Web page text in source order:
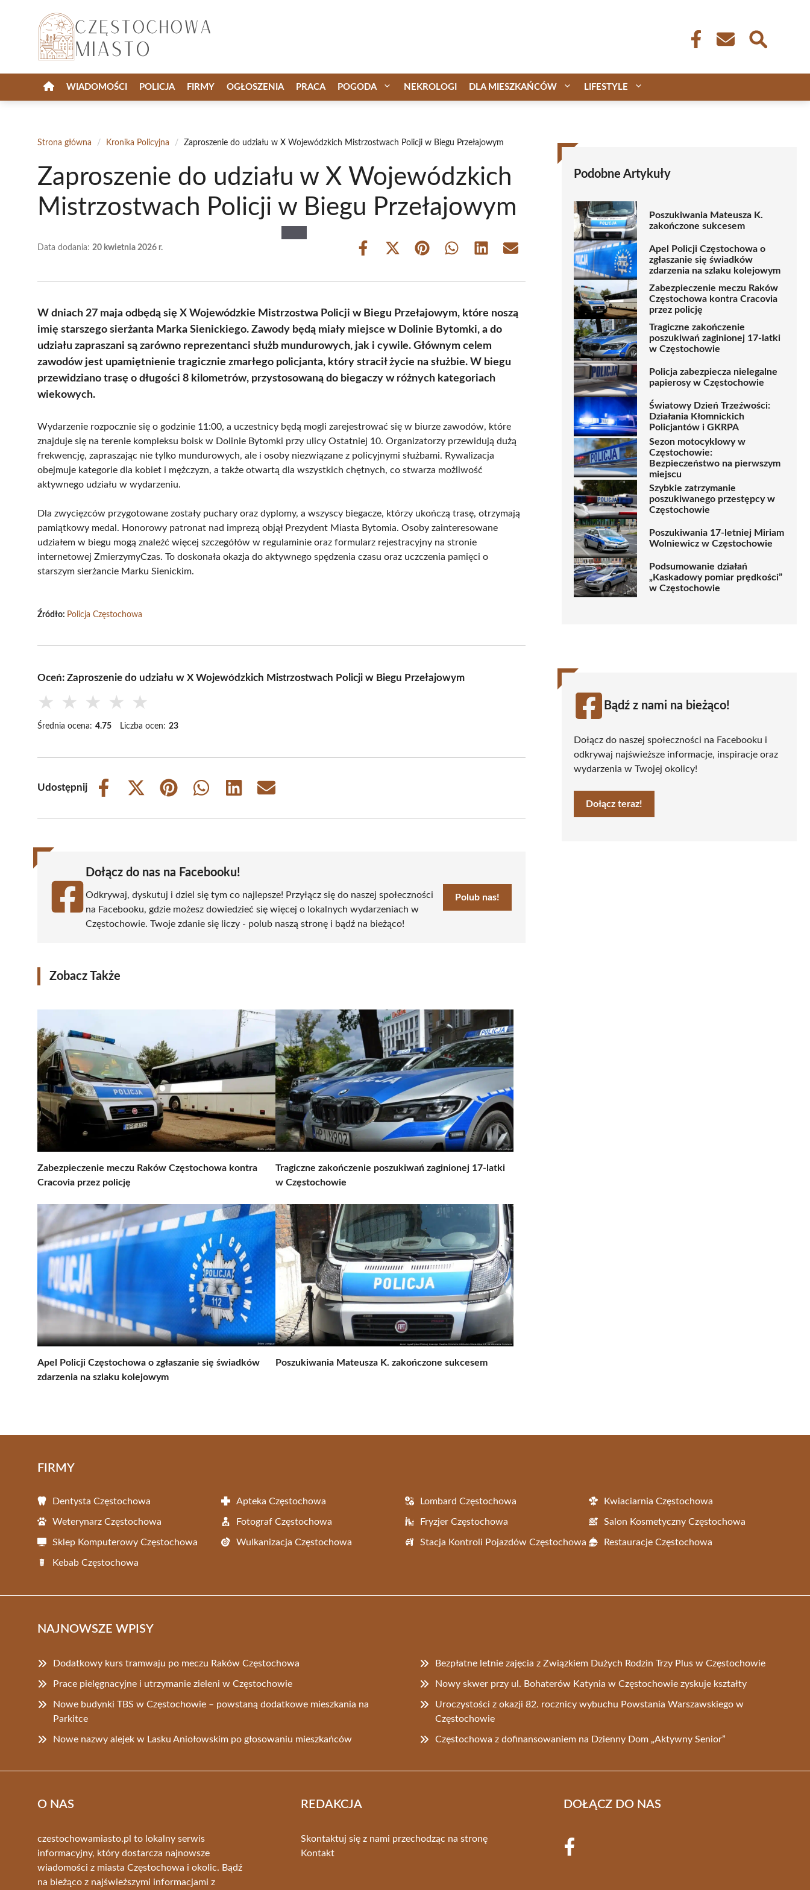
WIADOMOŚCI POLICJA FIRMY OGŁOSZENIA PRACA POGODA NEKROLOGI DLA MIESZKAŃCÓW LIFESTYLE
Strona główna / Kronika Policyjna / Zaproszenie do udziału w X Wojewódzkich Mistrzostwach Policji w Biegu Przełajowym
Zaproszenie do udziału w X Wojewódzkich
Mistrzostwach Policji w Biegu Przełajowym
Data dodania: 20 kwietnia 2026 r.
Share
Share
(Twitter)
Share Share Share Share
W dniach 27 maja odbędą się X Wojewódzkie Mistrzostwa Policji w Biegu Przełajowym, które noszą
imię starszego sierżanta Marka Sienickiego. Zawody będą miały miejsce w Dolinie Bytomki, a do
udziału zapraszani są zarówno reprezentanci służb mundurowych, jak i cywile. Głównym celem
zawodów jest upamiętnienie tragicznie zmarłego policjanta, który stracił życie na służbie. W biegu
przewidziano trasę o długości 8 kilometrów, przystosowaną do biegaczy w różnych kategoriach
wiekowych.
Wydarzenie rozpocznie się o godzinie 11:00, a uczestnicy będą mogli zarejestrować się w biurze zawodów, które
znajduje się na terenie kompleksu boisk w Dolinie Bytomki przy ulicy Ostatniej 10. Organizatorzy przewidują dużą
frekwencję, zapraszając nie tylko mundurowych, ale i osoby niezwiązane z policyjnymi służbami. Rywalizacja
obejmuje kategorie dla kobiet i mężczyzn, a także otwartą dla wszystkich chętnych, co stwarza możliwość
aktywnego udziału w wydarzeniu.
Dla zwycięzców przygotowane zostały puchary oraz dyplomy, a wszyscy biegacze, którzy ukończą trasę, otrzymają
pamiątkowy medal. Honorowy patronat nad imprezą objął Prezydent Miasta Bytomia. Osoby zainteresowane
udziałem w biegu mogą znaleźć więcej szczegółów w regulaminie oraz formularz rejestracyjny na stronie
internetowej ZmierzymyCzas. To doskonała okazja do aktywnego spędzenia czasu oraz uczczenia pamięci o
starszym sierżancie Marku Sienickim.
Źródło: Policja Częstochowa
Oceń: Zaproszenie do udziału w X Wojewódzkich Mistrzostwach Policji w Biegu Przełajowym
★ ★ ★ ★ ★
Średnia ocena: 4.75 Liczba ocen: 23
Udostępnij
Share
Share
(Twitter)
Share
Share
Share
Share
Dołącz do nas na Facebooku!
Odkrywaj, dyskutuj i dziel się tym co najlepsze! Przyłącz się do naszej społeczności
na Facebooku, gdzie możesz dowiedzieć się więcej o lokalnych wydarzeniach w
Częstochowie. Twoje zdanie się liczy - polub naszą stronę i bądź na bieżąco!
Polub nas!
Zobacz Także
Zabezpieczenie meczu Raków Częstochowa kontra
Cracovia przez policję
Tragiczne zakończenie poszukiwań zaginionej 17-latki
w Częstochowie
Apel Policji Częstochowa o zgłaszanie się świadków
zdarzenia na szlaku kolejowym
Poszukiwania Mateusza K. zakończone sukcesem
Podobne Artykuły
Poszukiwania Mateusza K.
zakończone sukcesem
Apel Policji Częstochowa o
zgłaszanie się świadków
zdarzenia na szlaku kolejowym
Zabezpieczenie meczu Raków
Częstochowa kontra Cracovia
przez policję
Tragiczne zakończenie
poszukiwań zaginionej 17-latki
w Częstochowie
Policja zabezpiecza nielegalne
papierosy w Częstochowie
Światowy Dzień Trzeźwości:
Działania Kłomnickich
Policjantów i GKRPA
Sezon motocyklowy w
Częstochowie:
Bezpieczeństwo na pierwszym
miejscu
Szybkie zatrzymanie
poszukiwanego przestępcy w
Częstochowie
Poszukiwania 17-letniej Miriam
Wolniewicz w Częstochowie
Podsumowanie działań
„Kaskadowy pomiar prędkości”
w Częstochowie
Bądź z nami na bieżąco!
Dołącz do naszej społeczności na Facebooku i
odkrywaj najświeższe informacje, inspiracje oraz
wydarzenia w Twojej okolicy!
Dołącz teraz!
FIRMY
Dentysta Częstochowa Apteka Częstochowa Lombard Częstochowa Kwiaciarnia Częstochowa
Weterynarz Częstochowa Fotograf Częstochowa Fryzjer Częstochowa Salon Kosmetyczny Częstochowa
Sklep Komputerowy Częstochowa Wulkanizacja Częstochowa Stacja Kontroli Pojazdów Częstochowa Restauracje Częstochowa
Kebab Częstochowa
NAJNOWSZE WPISY
Dodatkowy kurs tramwaju po meczu Raków Częstochowa Bezpłatne letnie zajęcia z Związkiem Dużych Rodzin Trzy Plus w Częstochowie
Prace pielęgnacyjne i utrzymanie zieleni w Częstochowie Nowy skwer przy ul. Bohaterów Katynia w Częstochowie zyskuje kształty
Nowe budynki TBS w Częstochowie – powstaną dodatkowe mieszkania na
Parkitce
Uroczystości z okazji 82. rocznicy wybuchu Powstania Warszawskiego w
Częstochowie
Nowe nazwy alejek w Lasku Aniołowskim po głosowaniu mieszkańców Częstochowa z dofinansowaniem na Dzienny Dom „Aktywny Senior”
O NAS
czestochowamiasto.pl to lokalny serwis
informacyjny, który dostarcza najnowsze
wiadomości z miasta Częstochowa i okolic. Bądź
na bieżąco z najświeższymi informacjami z
REDAKCJA
Skontaktuj się z nami przechodząc na stronę
Kontakt
DOŁĄCZ DO NAS